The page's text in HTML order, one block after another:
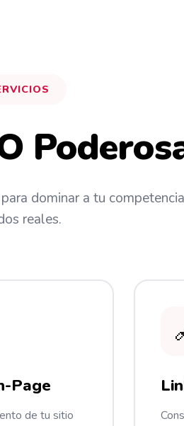
dominar a tu
reales.
Page
de tu sitio